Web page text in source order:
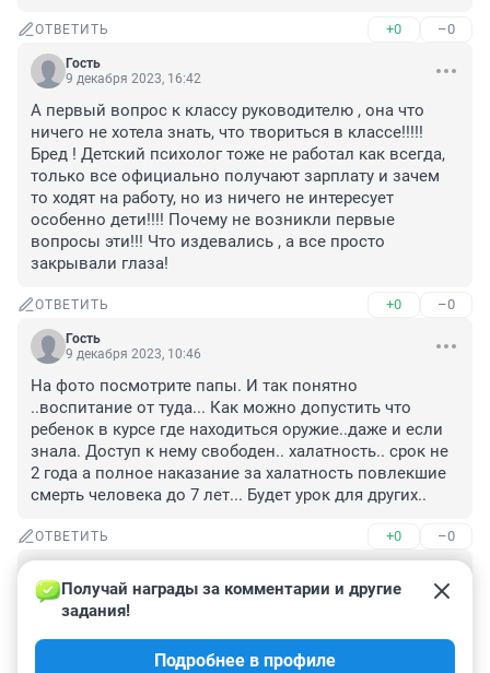
ОТВЕТИТЬ +0 –0
Гость
9 декабря 2023, 16:42
А первый вопрос к классу руководителю , она что
ничего не хотела знать, что твориться в классе!!!!!
Бред ! Детский психолог тоже не работал как всегда,
только все официально получают зарплату и зачем
то ходят на работу, но из ничего не интересует
особенно дети!!!! Почему не возникли первые
вопросы эти!!! Что издевались , а все просто
закрывали глаза!
ОТВЕТИТЬ +0 –0
Гость
9 декабря 2023, 10:46
На фото посмотрите папы. И так понятно
..воспитание от туда... Как можно допустить что
ребенок в курсе где находиться оружие..даже и если
знала. Доступ к нему свободен.. халатность.. срок не
2 года а полное наказание за халатность повлекшие
смерть человека до 7 лет... Будет урок для других..
ОТВЕТИТЬ +0 –0
8 декабря 2023, 09:38
Что то стали часто стрелять в учебных заведениях-а
тут еще и девочка-это граждане тревожный сигнал в
загнивающем западе такого не припомню....
Получай награды за комментарии и другие
задания!
Подробнее в профиле